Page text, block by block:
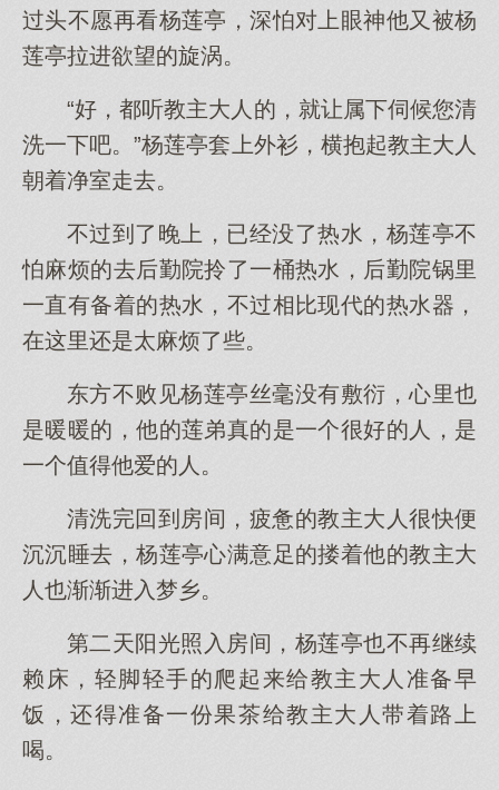
过头不愿再看杨莲亭，深怕对上眼神他又被杨
莲亭拉进欲望的旋涡。
“好，都听教主大人的，就让属下伺候您清
洗一下吧。”杨莲亭套上外衫，横抱起教主大人
朝着净室走去。
不过到了晚上，已经没了热水，杨莲亭不
怕麻烦的去后勤院拎了一桶热水，后勤院锅里
一直有备着的热水，不过相比现代的热水器，
在这里还是太麻烦了些。
东方不败见杨莲亭丝毫没有敷衍，心里也
是暖暖的，他的莲弟真的是一个很好的人，是
一个值得他爱的人。
清洗完回到房间，疲惫的教主大人很快便
沉沉睡去，杨莲亭心满意足的搂着他的教主大
人也渐渐进入梦乡。
第二天阳光照入房间，杨莲亭也不再继续
赖床，轻脚轻手的爬起来给教主大人准备早
饭，还得准备一份果茶给教主大人带着路上
喝。